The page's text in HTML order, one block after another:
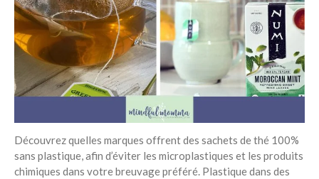
Découvrez quelles marques offrent des sachets de thé 100%
sans plastique, afin d’éviter les microplastiques et les produits
chimiques dans votre breuvage préféré. Plastique dans des